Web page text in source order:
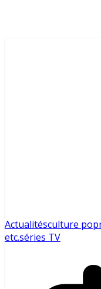
Actualitésculture pop
etc.séries TV